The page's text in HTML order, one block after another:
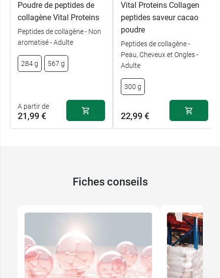
Poudre de peptides de
collagène Vital Proteins
Peptides de collagène - Non
aromatisé - Adulte
284 g 567 g
A partir de
21,99 €
Vital Proteins Collagen
peptides saveur cacao
poudre
Peptides de collagène -
Peau, Cheveux et Ongles -
Adulte
300 g
22,99 €
Fiches conseils